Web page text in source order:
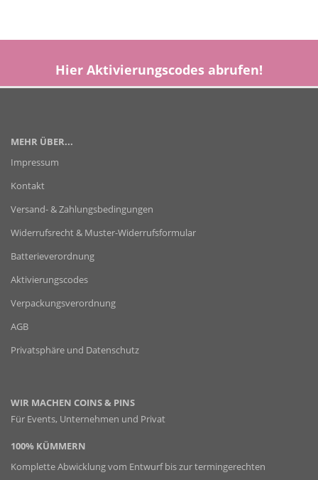
Hier Aktivierungscodes abrufen!
MEHR ÜBER...
Impressum
Kontakt
Versand- & Zahlungsbedingungen
Widerrufsrecht & Muster-Widerrufsformular
Batterieverordnung
Aktivierungscodes
Verpackungsverordnung
AGB
Privatsphäre und Datenschutz
WIR MACHEN COINS & PINS
Für Events, Unternehmen und Privat
100% KÜMMERN
Komplette Abwicklung vom Entwurf bis zur termingerechten